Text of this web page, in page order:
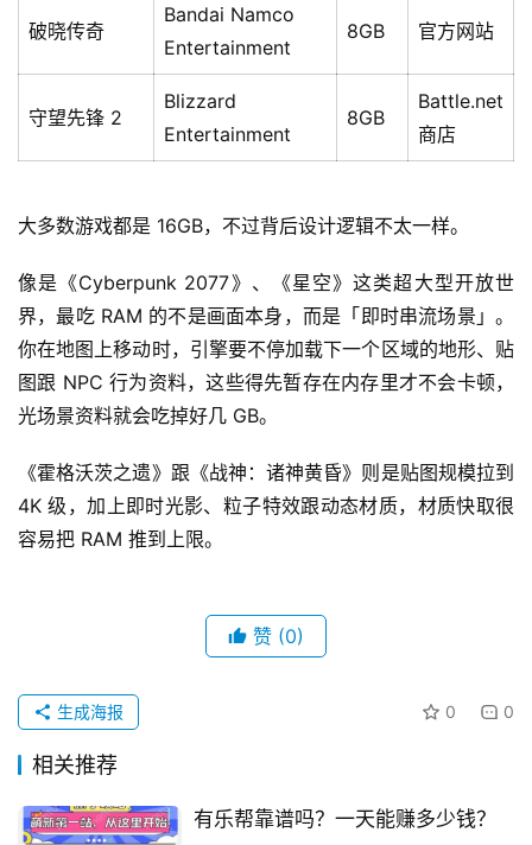
破晓传奇
Bandai Namco
Entertainment
8GB 官方网站
守望先锋 2
Blizzard
Entertainment
8GB
Battle.net
商店
大多数游戏都是 16GB，不过背后设计逻辑不太一样。
像是《Cyberpunk 2077》、《星空》这类超大型开放世
界，最吃 RAM 的不是画面本身，而是「即时串流场景」。
你在地图上移动时，引擎要不停加载下一个区域的地形、贴
图跟 NPC 行为资料，这些得先暂存在内存里才不会卡顿，
光场景资料就会吃掉好几 GB。
《霍格沃茨之遗》跟《战神：诸神黄昏》则是贴图规模拉到
4K 级，加上即时光影、粒子特效跟动态材质，材质快取很
容易把 RAM 推到上限。
赞 (0)
0 0
生成海报
相关推荐
有乐帮靠谱吗？一天能赚多少钱？